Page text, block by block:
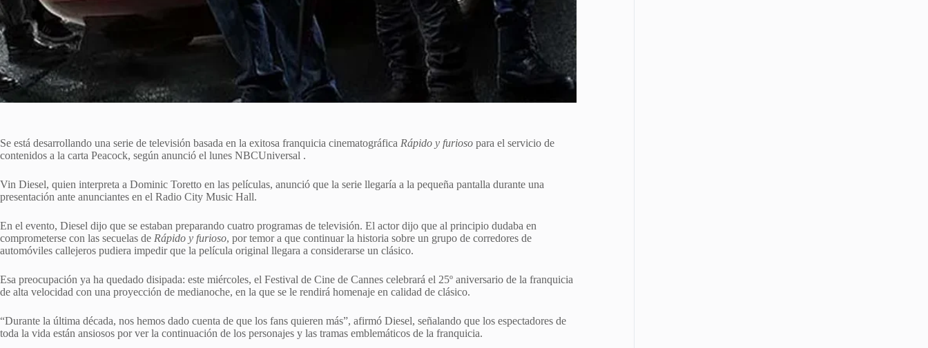
Se está ⁠desarrollando una serie de televisión basada en la exitosa franquicia cinematográfica Rápido y furioso para el ⁠servicio de
contenidos a la carta Peacock, según anunció el lunes NBCUniversal .
Vin Diesel, quien interpreta a Dominic Toretto en las películas, anunció que la serie llegaría a la pequeña pantalla durante una
presentación ante anunciantes en el Radio City Music Hall.
En el evento, Diesel dijo que se estaban preparando cuatro programas de televisión. El ⁠actor dijo que al ​principio dudaba en
comprometerse con las secuelas de Rápido y furioso, por temor a que continuar la historia sobre un grupo de corredores de
automóviles callejeros pudiera impedir que la película original llegara a considerarse un clásico.
Esa preocupación ya ha quedado disipada: ‌este miércoles, ‌el Festival de Cine de Cannes celebrará el 25º aniversario de la franquicia
de alta velocidad con una proyección de medianoche, en la que se le rendirá homenaje en calidad ​de clásico.
“Durante la última década, nos hemos dado cuenta de que los fans quieren más”, afirmó Diesel, señalando que los espectadores de
toda la vida están ansiosos por ver la continuación de ‌los personajes y las tramas emblemáticos de la franquicia.